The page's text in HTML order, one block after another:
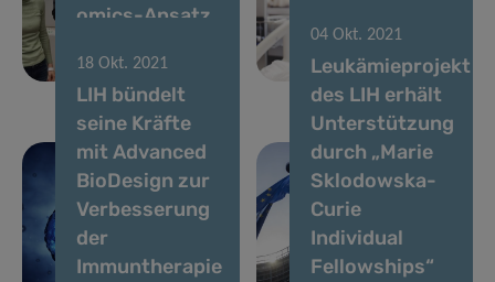
omics-Ansatz
Krebsforschung
des LIH im
Rampenlicht
18 Okt. 2021
LIH bündelt
seine Kräfte
mit Advanced
BioDesign zur
Verbesserung
der
Immuntherapie
04 Okt. 2021
Leukämieprojekt
des LIH erhält
Unterstützung
durch „Marie
Sklodowska-
Curie
Individual
Fellowships“